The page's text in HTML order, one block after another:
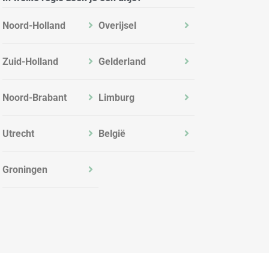
Noord-Holland
Zuid-Holland
Noord-Brabant
Utrecht
Groningen
Overijsel
Gelderland
Limburg
België